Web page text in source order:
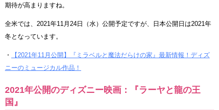
期待が高まりますね。
全米では、2021年11月24日（水）公開予定ですが、日本公開日は2021年
冬となっています。
・
【2021年11月公開】『ミラベルと魔法だらけの家』最新情報！ディズ
ニーのミュージカル作品！
2021年公開のディズニー映画：『ラーヤと龍の王
国』